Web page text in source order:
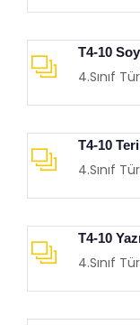
T4-10
4.Sınıf
T4-10
4.Sınıf
T4-10
4.Sınıf